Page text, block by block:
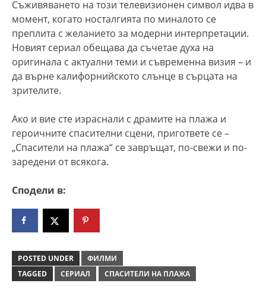
Съживяването на този телевизионен символ идва в
момент, когато носталгията по миналото се
преплита с желанието за модерни интерпретации.
Новият сериал обещава да съчетае духа на
оригинала с актуални теми и съвременна визия – и
да върне калифорнийското слънце в сърцата на
зрителите.
Ако и вие сте израснали с драмите на плажа и
героичните спасителни сцени, пригответе се –
„Спасители на плажа“ се завръщат, по-свежи и по-
заредени от всякога.
Сподели в:
POSTED UNDER
ФИЛМИ
TAGGED
СЕРИАЛ СПАСИТЕЛИ НА ПЛАЖА